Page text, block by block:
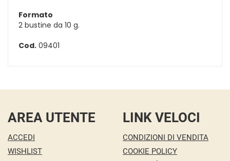
Formato
2 bustine da 10 g.
Cod. 09401
AREA UTENTE
ACCEDI
WISHLIST
LINK VELOCI
CONDIZIONI DI VENDITA
COOKIE POLICY